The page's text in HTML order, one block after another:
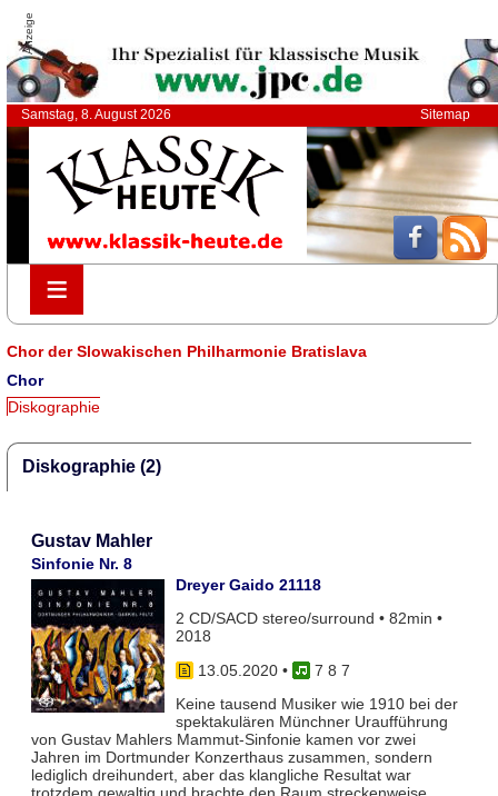
Anzeige
Samstag, 8. August 2026 Sitemap
≡
≡
Chor der Slowakischen Philharmonie Bratislava
Chor
Diskographie
Diskographie (2)
Gustav Mahler
Sinfonie Nr. 8
Dreyer Gaido 21118
2 CD/SACD stereo/surround • 82min •
2018
13.05.2020•
7 8 7
Keine tausend Musiker wie 1910 bei der
spektakulären Münchner Uraufführung
von Gustav Mahlers Mammut-Sinfonie kamen vor zwei
Jahren im Dortmunder Konzerthaus zusammen, sondern
lediglich dreihundert, aber das klangliche Resultat war